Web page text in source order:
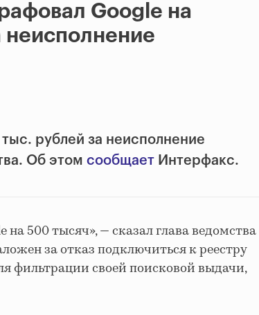
Google на
рублей за неисполнение
Об этом сообщает Интерфакс.
500 тысяч», — сказал глава ведомства
за отказ подключиться к реестру
фильтрации своей поисковой выдачи,